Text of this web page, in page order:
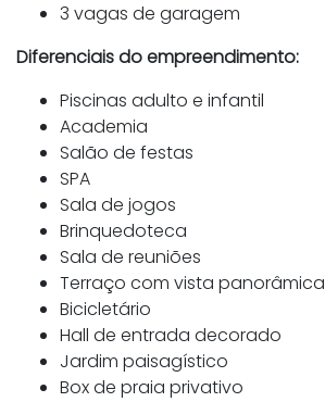
3 vagas de garagem
Diferenciais do empreendimento:
Piscinas adulto e infantil
Academia
Salão de festas
SPA
Sala de jogos
Brinquedoteca
Sala de reuniões
Terraço com vista panorâmica
Bicicletário
Hall de entrada decorado
Jardim paisagístico
Box de praia privativo